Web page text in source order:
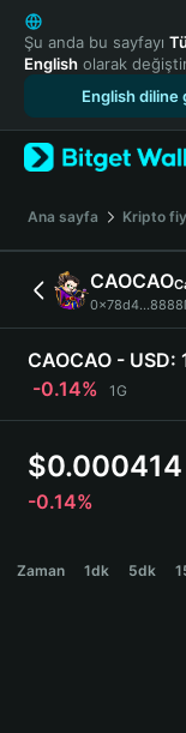
English
日本語
Tiếng Việt
Español
Türkçe
Français
Deutsch
简体中文
繁體中文
Português
Bahasa Indonesia
ภาษาไทย
हिन्दी
Español
Português (Brasil)
Şu anda bu sayfayı
English olarak
English diline
Ana sayfa Kripto
CAOCAO
0x78d4...8888
CAOCAO - USD:
-0.14%
1G
$0.000414
-0.14%
Zaman 1dk 5dk